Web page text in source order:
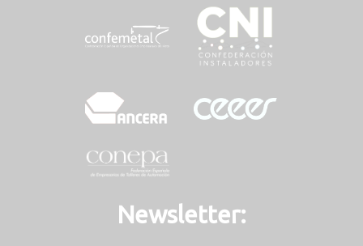
Newsletter: